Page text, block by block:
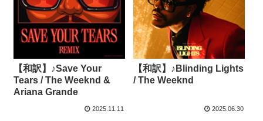
【和訳】♪Save Your
Tears / The Weeknd &
Ariana Grande
2025.11.11
【和訳】♪Blinding Lights
/ The Weeknd
2025.06.30